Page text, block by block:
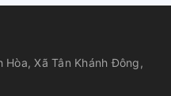
Xã Tân Khánh Đông,